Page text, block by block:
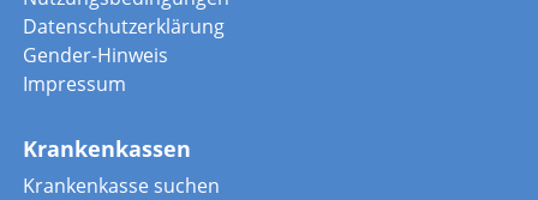
Datenschutzerklärung
Gender-Hinweis
Impressum
Krankenkassen
Krankenkasse suchen